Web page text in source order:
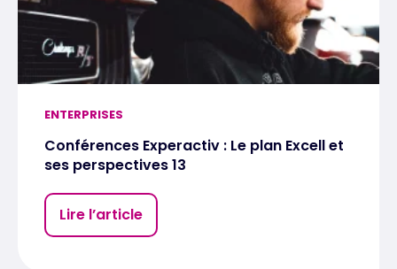
ENTERPRISES
Conférences Experactiv : Le plan Excell et
ses perspectives 13
Lire l’article